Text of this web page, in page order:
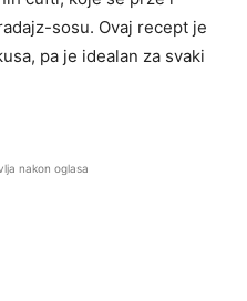
sosu. Ovaj recept je
pa je idealan za svaki
nakon oglasa